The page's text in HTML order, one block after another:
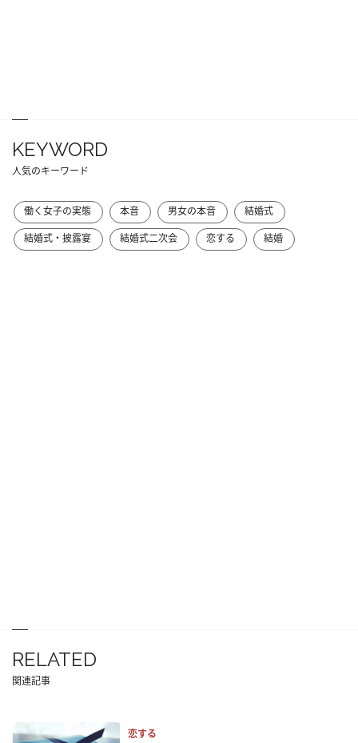
KEYWORD
人気のキーワード
働く女子の実態 本音 男女の本音
結婚式
結婚式・披露宴
結婚式二次会 恋する 結婚
RELATED
関連記事
恋する